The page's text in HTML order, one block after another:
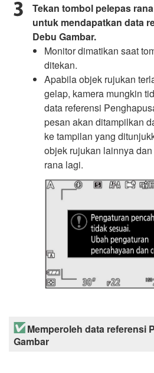
Tekan tombol pelepas
untuk mendapatkan data
Debu Gambar.
Monitor dimatikan saat
ditekan.
Apabila objek rujukan
gelap, kamera mungkin
data referensi
pesan akan ditampilkan
ke tampilan yang
objek rujukan lainnya
rana lagi.
Memperoleh data referensi
Gambar